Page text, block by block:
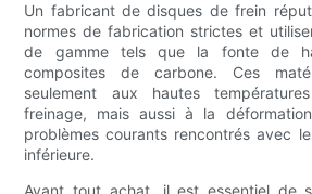
Un fabricant de disques de frein
normes de fabrication strictes et
de gamme tels que la fonte de
composites de carbone. Ces
seulement aux hautes
freinage, mais aussi à la
problèmes courants rencontrés avec
inférieure.